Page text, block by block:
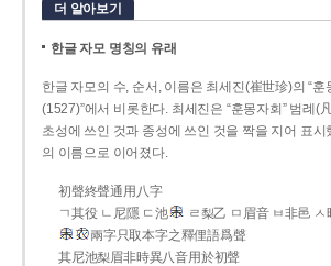
더 알아보기
한글 자모 명칭의 유래
한글 자모의 수, 순서, 이름은 최세진(崔世珍)의 “
(1527)”에서 비롯한다. 최세진은 “훈몽자회” 범례(
초성에 쓰인 것과 종성에 쓰인 것을 짝을 지어 표시
의 이름으로 이어졌다.
初聲終聲通用八字
ㄱ其役 ㄴ尼隱 ㄷ池
ㄹ梨乙 ㅁ眉音 ㅂ非邑 ㅅ
兩字只取本字之釋俚語爲聲
其尼池梨眉非時異八音用於初聲